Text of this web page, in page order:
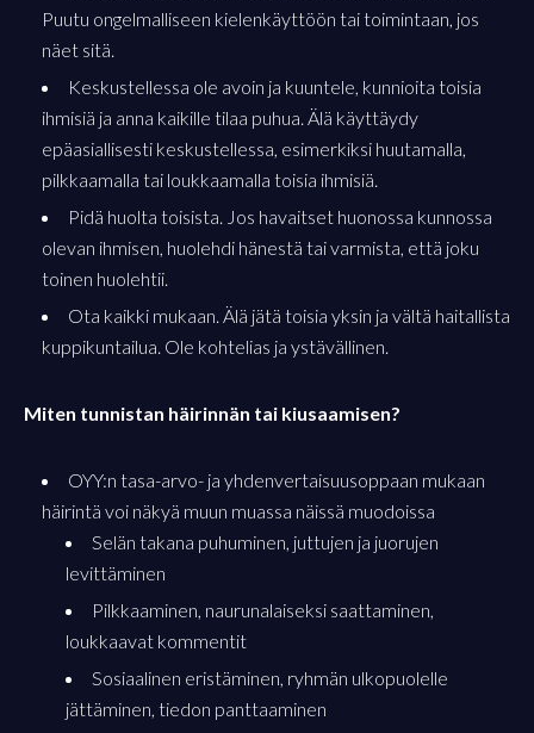
Puutu ongelmalliseen kielenkäyttöön tai toimintaan, jos
näet sitä.
Keskustellessa ole avoin ja kuuntele, kunnioita toisia
ihmisiä ja anna kaikille tilaa puhua. Älä käyttäydy
epäasiallisesti keskustellessa, esimerkiksi huutamalla,
pilkkaamalla tai loukkaamalla toisia ihmisiä.
Pidä huolta toisista. Jos havaitset huonossa kunnossa
olevan ihmisen, huolehdi hänestä tai varmista, että joku
toinen huolehtii.
Ota kaikki mukaan. Älä jätä toisia yksin ja vältä haitallista
kuppikuntailua. Ole kohtelias ja ystävällinen.
Miten tunnistan häirinnän tai kiusaamisen?
OYY:n tasa-arvo- ja yhdenvertaisuusoppaan mukaan
häirintä voi näkyä muun muassa näissä muodoissa
Selän takana puhuminen, juttujen ja juorujen
levittäminen
Pilkkaaminen, naurunalaiseksi saattaminen,
loukkaavat kommentit
Sosiaalinen eristäminen, ryhmän ulkopuolelle
jättäminen, tiedon panttaaminen